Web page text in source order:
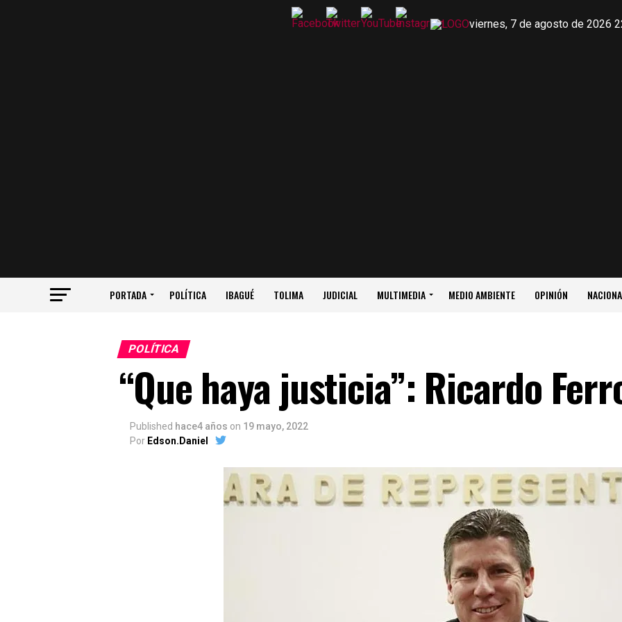
viernes, 7 de agosto de 2026
PORTADA POLÍTICA IBAGUÉ TOLIMA JUDICIAL MULTIMEDIA MEDIO AMBIENTE OPINIÓN
POLÍTICA
“Que haya justicia”: Ricardo
Published hace4 años on 19 mayo, 2022
Por Edson.Daniel